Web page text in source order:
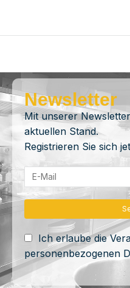
Newsletter
Mit unserer
aktuellen Stand.
Registrieren Sie sich
Ich erlaube die
personenbezogenen